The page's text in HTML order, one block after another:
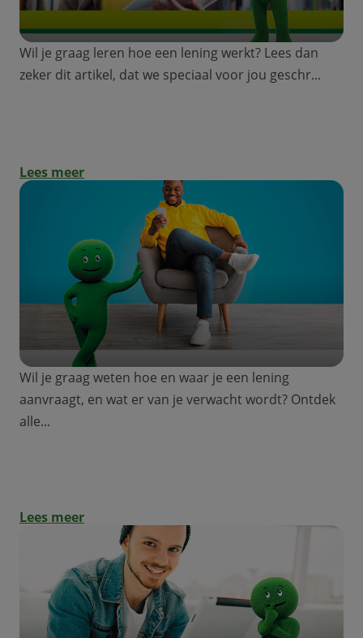
Wil je graag leren hoe een lening werkt? Lees dan
zeker dit artikel, dat we speciaal voor jou geschr...
Lees meer
Wil je graag weten hoe en waar je een lening
aanvraagt, en wat er van je verwacht wordt? Ontdek
alle...
Lees meer